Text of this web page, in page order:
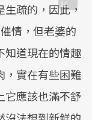
疏的，因此，
情，但老婆的
知道現在的情趣
，實在有些困難
它應該也滿不舒